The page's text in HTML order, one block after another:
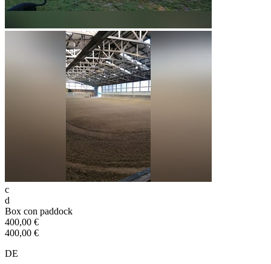
c
d
Box con paddock
400,00 €
400,00 €
DE